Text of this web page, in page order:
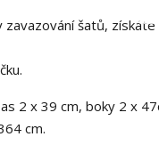
šatů,
2 x 39 cm, boky 2 x
cm.